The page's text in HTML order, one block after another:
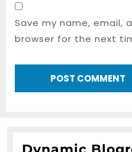
Save my name, email,
browser for the next